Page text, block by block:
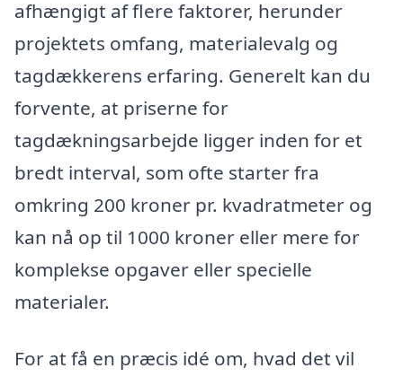
afhængigt af flere faktorer, herunder
projektets omfang, materialevalg og
tagdækkerens erfaring. Generelt kan du
forvente, at priserne for
tagdækningsarbejde ligger inden for et
bredt interval, som ofte starter fra
omkring 200 kroner pr. kvadratmeter og
kan nå op til 1000 kroner eller mere for
komplekse opgaver eller specielle
materialer.
For at få en præcis idé om, hvad det vil